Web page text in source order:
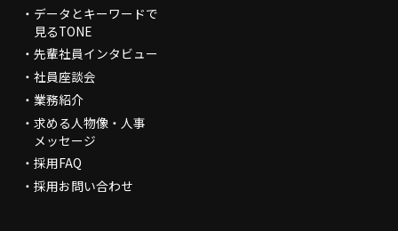
データとキーワードで
見るTONE
先輩社員インタビュー
社員座談会
業務紹介
求める人物像・人事
メッセージ
採用FAQ
採用お問い合わせ